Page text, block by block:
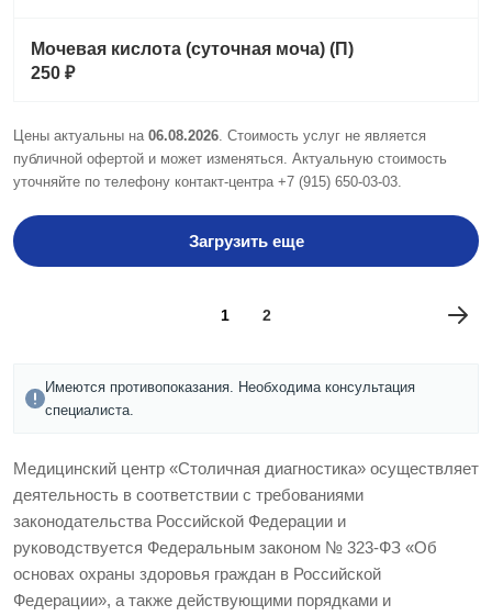
Мочевая кислота (суточная моча) (П)
250 ₽
Цены актуальны на 06.08.2026. Стоимость услуг не является
публичной офертой и может изменяться. Актуальную стоимость
уточняйте по телефону контакт-центра +7 (915) 650-03-03.
Загрузить еще
1 2
Имеются противопоказания. Необходима консультация
специалиста.
Медицинский центр «Столичная диагностика» осуществляет
деятельность в соответствии с требованиями
законодательства Российской Федерации и
руководствуется Федеральным законом № 323-ФЗ «Об
основах охраны здоровья граждан в Российской
Федерации», а также действующими порядками и